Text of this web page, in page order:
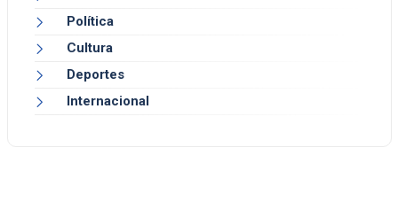
Política
Cultura
Deportes
Internacional